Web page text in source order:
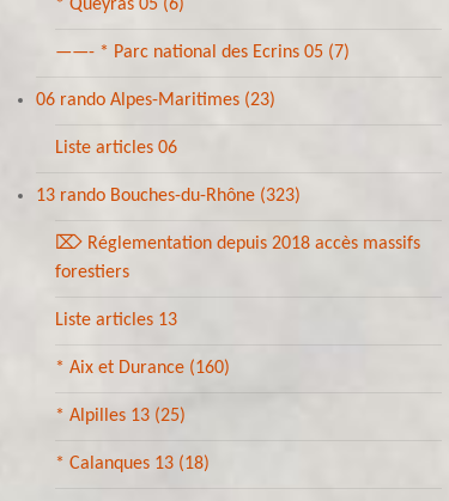
* Queyras 05 (6)
——- * Parc national des Ecrins 05 (7)
06 rando Alpes-Maritimes (23)
Liste articles 06
13 rando Bouches-du-Rhône (323)
⌦ Réglementation depuis 2018 accès massifs
forestiers
Liste articles 13
* Aix et Durance (160)
* Alpilles 13 (25)
* Calanques 13 (18)